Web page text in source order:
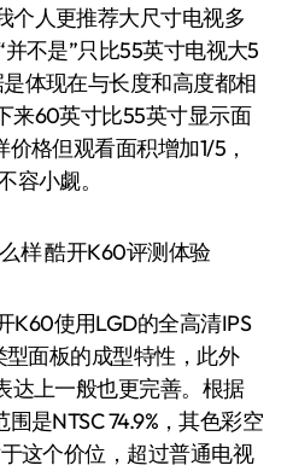
个人更推荐大尺寸电视多
不是”只比55英寸电视大5
体现在与长度和高度都相
来60英寸比55英寸显示面
格但观看面积增加1/5，
容小觑。
K60使用LGD的全高清IPS
型面板的成型特性，此外
达上一般也更完善。根据
是NTSC 74.9%，其色彩空
这个价位，超过普通电视